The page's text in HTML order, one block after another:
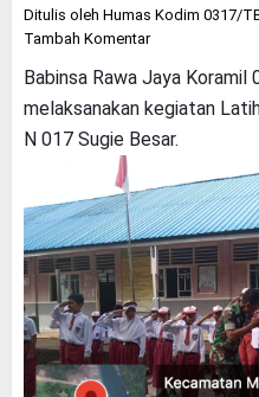
Ditulis oleh Humas Kodim 0317/
Tambah Komentar
Babinsa Rawa Jaya
melaksanakan kegiatan
N 017 Sugie Besar.